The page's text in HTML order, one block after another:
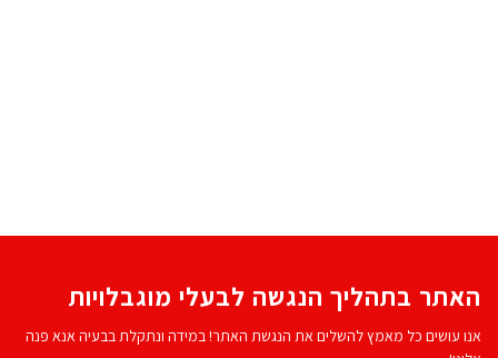
האתר בתהליך הנגשה לבעלי מוגבלויות
אנו עושים כל מאמץ להשלים את הנגשת האתר! במידה ונתקלת בבעיה אנא פנה